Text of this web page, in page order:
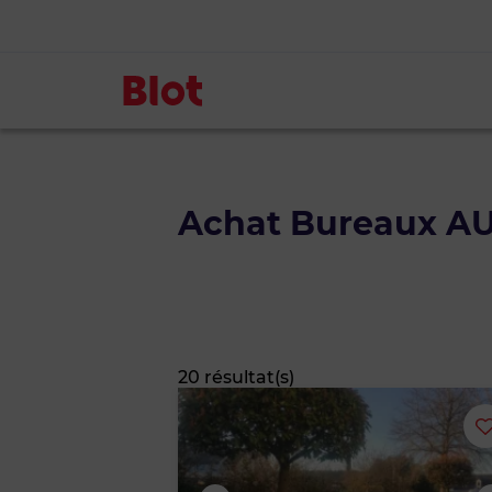
Achat Bureaux
20 résultat(s)